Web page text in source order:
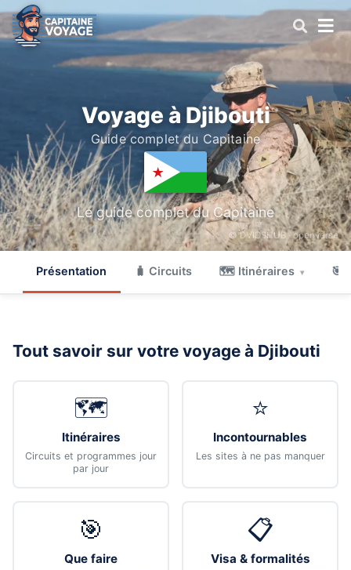
Voyage à Djibouti
Guide complet du Capitaine
Le guide complet du Capitaine
© DVIDSHUB ·openverse
Présentation 🧳 Circuits 🗺 Itinéraires ▾ 🎯
Tout savoir sur votre voyage à Djibouti
🗺️
Itinéraires
Circuits et programmes jour
par jour
⭐
Incontournables
Les sites à ne pas manquer
🎯
Que faire
📋
Visa & formalités